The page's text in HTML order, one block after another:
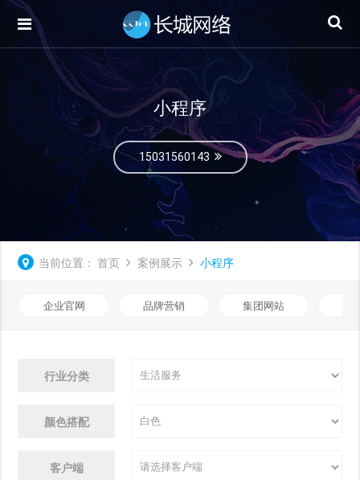
小程序
15031560143
当前位置： 首页 案例展示 小程序
企业官网 品牌营销 集团网站
行业分类
颜色搭配
客户端